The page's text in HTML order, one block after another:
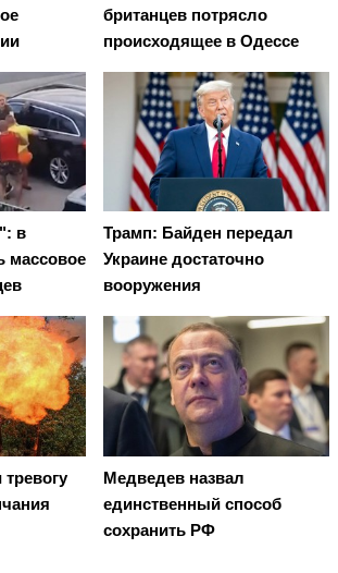
британцев потрясло
происходящее в Одессе
в
массовое
Трамп: Байден передал
Украине достаточно
вооружения
Медведев назвал
единственный способ
сохранить РФ